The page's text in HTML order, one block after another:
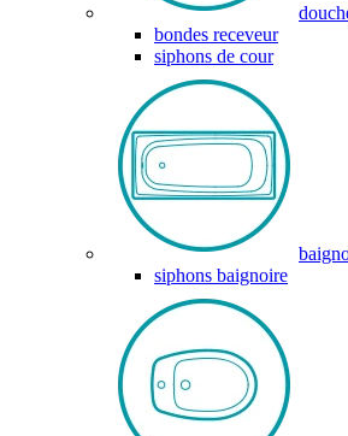
bondes receveur
siphons de cour
siphons baignoire